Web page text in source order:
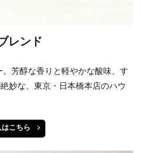
レンド
芳醇な香りと軽やかな酸味、す
妙な、東京・日本橋本店のハウ
はこちら